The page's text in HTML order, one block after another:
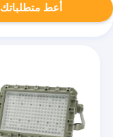
أعط متطلباتك